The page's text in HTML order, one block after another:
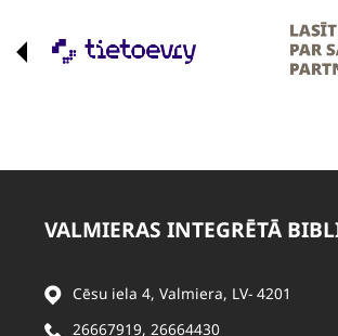
VALMIERAS INTEGRĒTĀ
Cēsu iela 4, Valmiera, LV- 4201
26667919, 26664430